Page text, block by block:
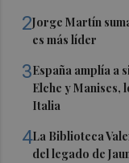
2Jorge Martín
es más líder
3España amplía a
Elche y Manises,
Italia
4La Biblioteca
del legado de